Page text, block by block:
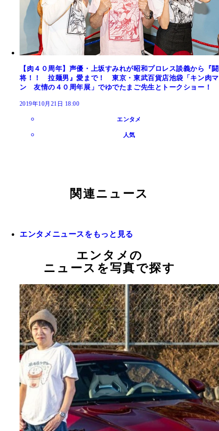
【肉４０周年】声優・上坂すみれが昭和プロレス談義から『闘
将！！ 拉麺男』愛まで！ 東京・東武百貨店池袋「キン肉マ
ン 友情の４０周年展」でゆでたまご先生とトークショー！
2019年10月21日 18:00
エンタメ
人気
関連ニュース
エンタメニュースをもっと見る
エンタメの
ニュースを写真で探す